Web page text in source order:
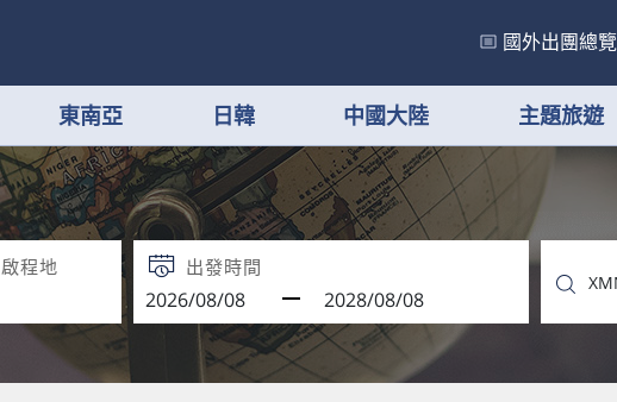
國外出團總覽
東南亞 日韓 中國大陸 主題旅遊
啟程地 出發時間